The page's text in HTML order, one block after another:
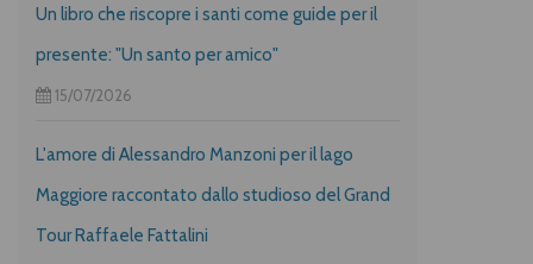
Un libro che riscopre i santi come guide per il
presente: "Un santo per amico"
15/07/2026
L'amore di Alessandro Manzoni per il lago
Maggiore raccontato dallo studioso del Grand
Tour Raffaele Fattalini